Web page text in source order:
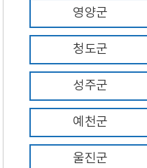
영양군
청도군
성주군
예천군
울진군